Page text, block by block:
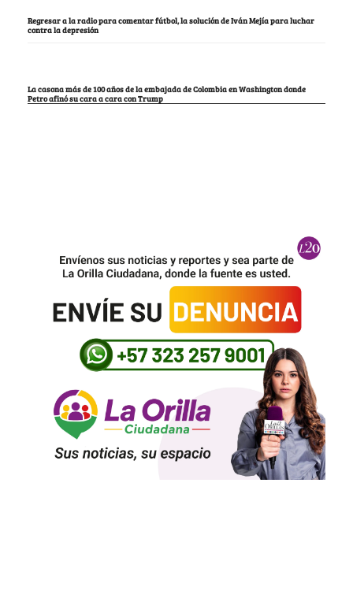
Regresar a la radio para comentar fútbol, la solución de Iván Mejía para luchar
contra la depresión
La casona más de 100 años de la embajada de Colombia en Washington donde
Petro afinó su cara a cara con Trump